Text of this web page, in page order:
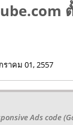
ราคม 01, 2557
Ads code